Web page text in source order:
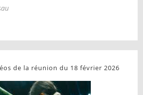
de la réunion du 18 février 2026